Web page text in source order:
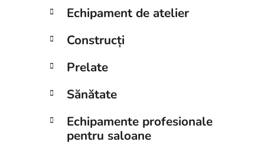
Echipament de atelier
Construcți
Prelate
Sănătate
Echipamente profesionale
pentru saloane